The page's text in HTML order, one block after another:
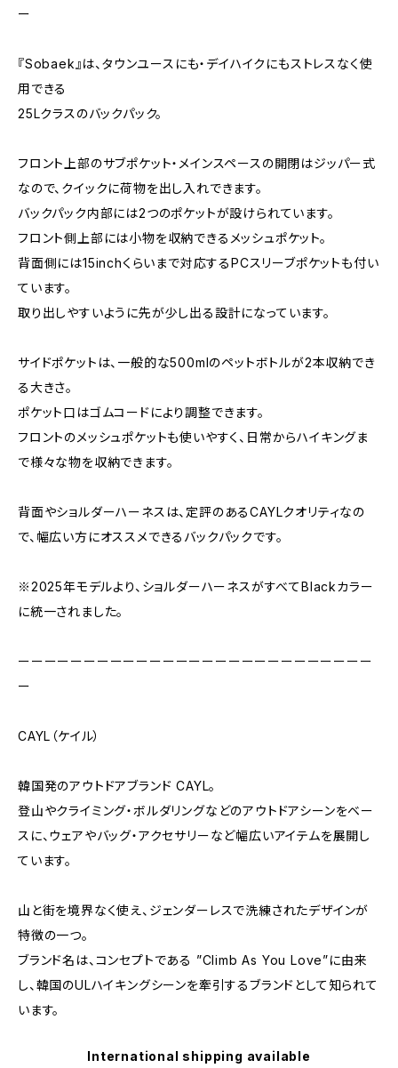
ー
『Sobaek』は、タウンユースにも・デイハイクにもストレスなく使
用できる
25Lクラスのバックパック。
フロント上部のサブポケット・メインスペースの開閉はジッパー式
なので、クイックに荷物を出し入れできます。
バックパック内部には2つのポケットが設けられています。
フロント側上部には小物を収納できるメッシュポケット。
背面側には15inchくらいまで対応するPCスリーブポケットも付い
ています。
取り出しやすいように先が少し出る設計になっています。
サイドポケットは、一般的な500mlのペットボトルが2本収納でき
る大きさ。
ポケット口はゴムコードにより調整できます。
フロントのメッシュポケットも使いやすく、日常からハイキングま
で様々な物を収納できます。
背面やショルダーハーネスは、定評のあるCAYLクオリティなの
で、幅広い方にオススメできるバックパックです。
※2025年モデルより、ショルダーハーネスがすべてBlackカラー
に統一されました。
ーーーーーーーーーーーーーーーーーーーーーーーーーーー
ー
CAYL（ケイル）
韓国発のアウトドアブランド CAYL。
登山やクライミング・ボルダリングなどのアウトドアシーンをベー
スに、ウェアやバッグ・アクセサリーなど幅広いアイテムを展開し
ています。
山と街を境界なく使え、ジェンダーレスで洗練されたデザインが
特徴の一つ。
ブランド名は、コンセプトである ”Climb As You Love”に由来
し、韓国のULハイキングシーンを牽引するブランドとして知られて
います。
International shipping available